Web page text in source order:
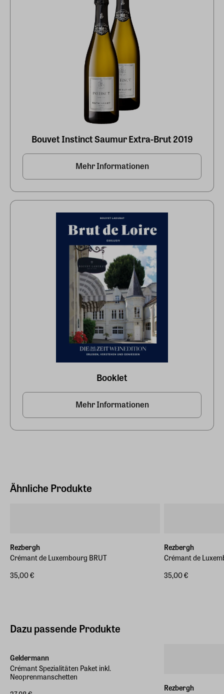
Bouvet Instinct Saumur Extra-Brut 2019
Mehr Informationen
Booklet
Mehr Informationen
Ähnliche Produkte
Rezbergh
Crémant de Luxembourg BRUT
35,00 €
Rezbergh
Crémant de
35,00 €
Dazu passende Produkte
ZEIT-Sonderedition
Geldermann
Crémant Spezialitäten Paket inkl.
Neoprenmanschetten
Rezbergh